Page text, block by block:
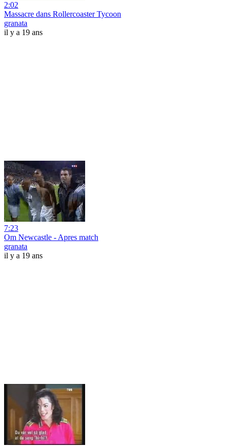
2:02
Massacre dans Rollercoaster Tycoon
granata
il y a 19 ans
7:23
Om Newcastle - Apres match
granata
il y a 19 ans